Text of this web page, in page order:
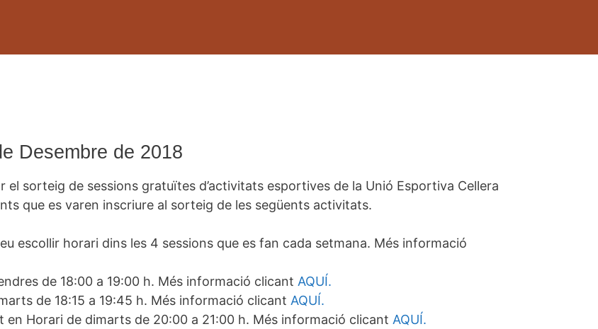
Desembre de 2018
sorteig de sessions gratuïtes d’activitats esportives de la Unió Esportiva Cellera
que es varen inscriure al sorteig de les següents activitats.
escollir horari dins les 4 sessions que es fan cada setmana. Més informació
de 18:00 a 19:00 h. Més informació clicant AQUÍ.
de 18:15 a 19:45 h. Més informació clicant AQUÍ.
en Horari de dimarts de 20:00 a 21:00 h. Més informació clicant AQUÍ.